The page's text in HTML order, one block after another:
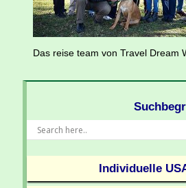
Das reise team von Travel Dream
Individuelle